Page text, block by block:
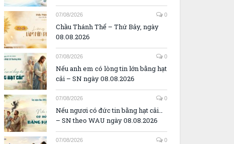
07/08/2026 0
Chầu Thánh Thể – Thứ Bảy, ngày
08.08.2026
07/08/2026 0
Nếu anh em có lòng tin lớn bằng hạt
cải – SN ngày 08.08.2026
07/08/2026 0
Nếu ngươi có đức tin bằng hạt cải…
– SN theo WAU ngày 08.08.2026
07/08/2026 0